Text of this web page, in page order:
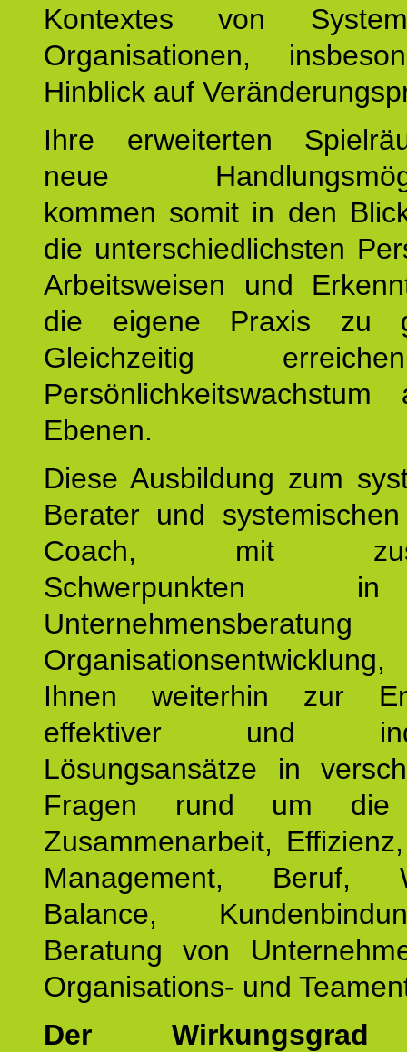
Kontextes von
Organisationen,
Hinblick auf
Ihre erweiterten
neue
kommen somit in den
die unterschiedlichsten
Arbeitsweisen und
die eigene Praxis zu
Gleichzeitig
Ebenen.
Diese Ausbildung zum
Berater und
Coach, mit
Schwerpunkten
Ihnen weiterhin zur
effektiver und
Lösungsansätze in
Fragen rund um die
Zusammenarbeit,
Management, Beruf,
Balance,
Beratung von
Organisations- und
Der